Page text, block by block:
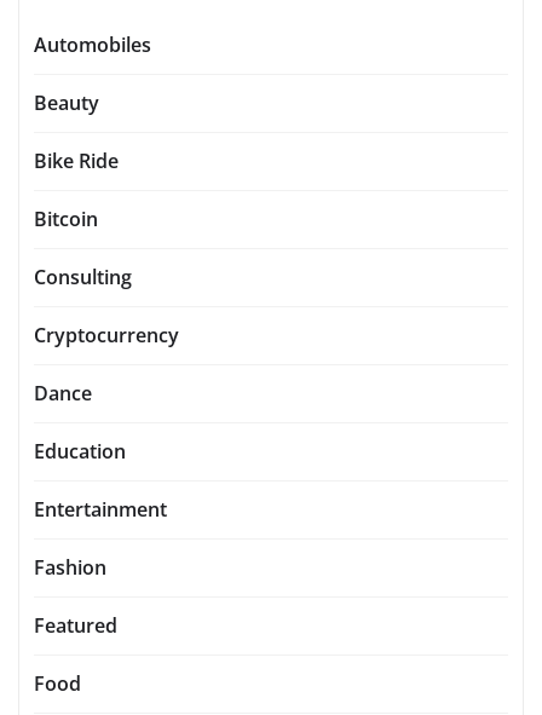
Automobiles
Beauty
Bike Ride
Bitcoin
Consulting
Cryptocurrency
Dance
Education
Entertainment
Fashion
Featured
Food